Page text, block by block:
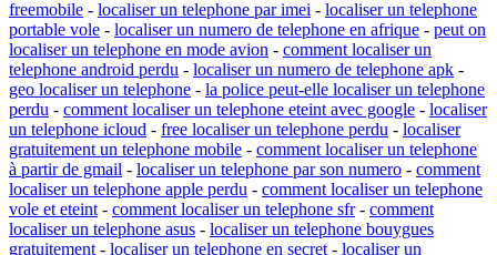
freemobile - localiser un telephone par imei - localiser un telephone
portable vole - localiser un numero de telephone en afrique - peut on
localiser un telephone en mode avion - comment localiser un
telephone android perdu - localiser un numero de telephone apk -
geo localiser un telephone - la police peut-elle localiser un telephone
perdu - comment localiser un telephone eteint avec google - localiser
un telephone icloud - free localiser un telephone perdu - localiser
gratuitement un telephone mobile - comment localiser un telephone
à partir de gmail - localiser un telephone par son numero - comment
localiser un telephone apple perdu - comment localiser un telephone
vole et eteint - comment localiser un telephone sfr- comment
localiser un telephone asus - localiser un telephone bouygues
gratuitement - localiser un telephone en secret - localiser un